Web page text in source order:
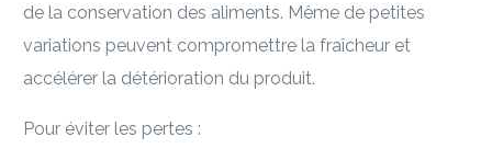
de la conservation des aliments. Même de petites
variations peuvent compromettre la fraîcheur et
accélérer la détérioration du produit.
Pour éviter les pertes :